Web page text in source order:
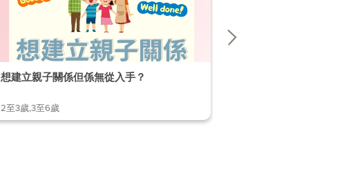
想建立親子關係但係無從入手？
2至3歲,3至6歲